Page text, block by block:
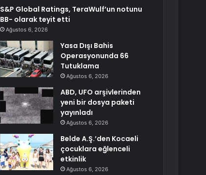
S&P Global Ratings, TeraWulf’un notunu
BB- olarak teyit etti
Ağustos 6, 2026
Yasa Dışı Bahis
Operasyonunda 66
Tutuklama
Ağustos 6, 2026
ABD, UFO arşivlerinden
yeni bir dosya paketi
yayınladı
Ağustos 6, 2026
Belde A.Ş.’den Kocaeli
çocuklara eğlenceli
etkinlik
Ağustos 6, 2026